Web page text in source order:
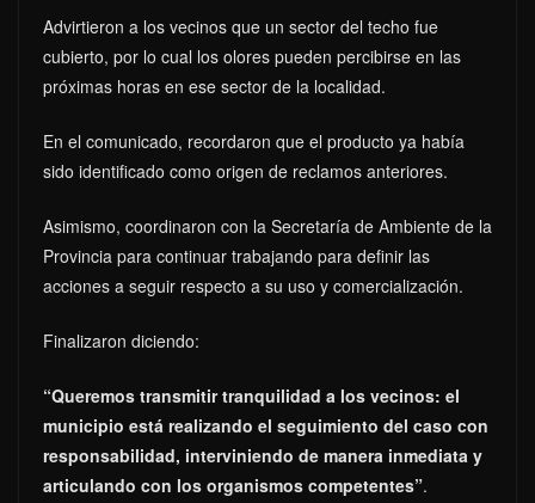
Advirtieron a los vecinos que un sector del techo fue
cubierto, por lo cual los olores pueden percibirse en las
próximas horas en ese sector de la localidad.
En el comunicado, recordaron que el producto ya había
sido identificado como origen de reclamos anteriores.
Asimismo, coordinaron con la Secretaría de Ambiente de la
Provincia para continuar trabajando para definir las
acciones a seguir respecto a su uso y comercialización.
Finalizaron diciendo:
“Queremos transmitir tranquilidad a los vecinos: el
municipio está realizando el seguimiento del caso con
responsabilidad, interviniendo de manera inmediata y
articulando con los organismos competentes”.